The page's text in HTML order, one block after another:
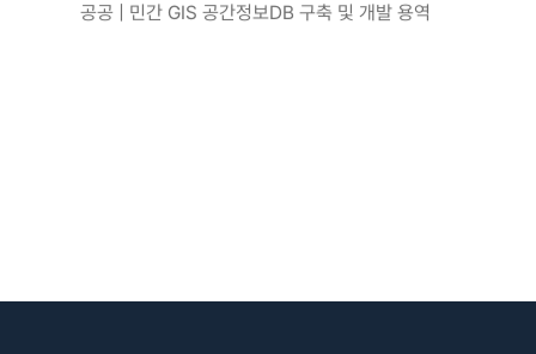
공공 | 민간 GIS 공간정보DB 구축 및 개발 용역